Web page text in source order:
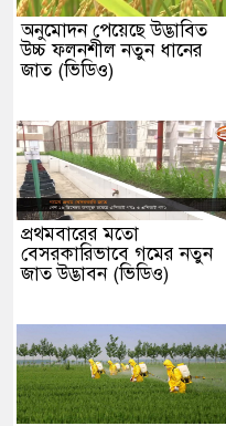
অনুমোদন পেয়েছে উদ্ভাবিত
উচ্চ ফলনশীল নতুন ধানের
জাত (ভিডিও)
প্রথমবারের মতো
বেসরকারিভাবে গমের নতুন
জাত উদ্ভাবন (ভিডিও)